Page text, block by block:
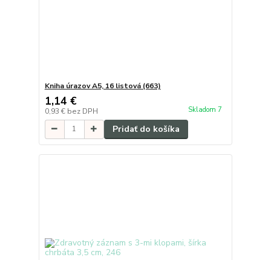
Kniha úrazov A5, 16 listová (663)
1,14 €
0,93 € bez DPH Skladom 7
Pridať do košíka